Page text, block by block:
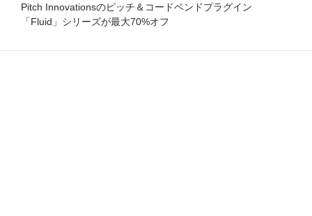
Pitch Innovationsのピッチ＆コードベンドプラグイン
「Fluid」シリーズが最大70%オフ